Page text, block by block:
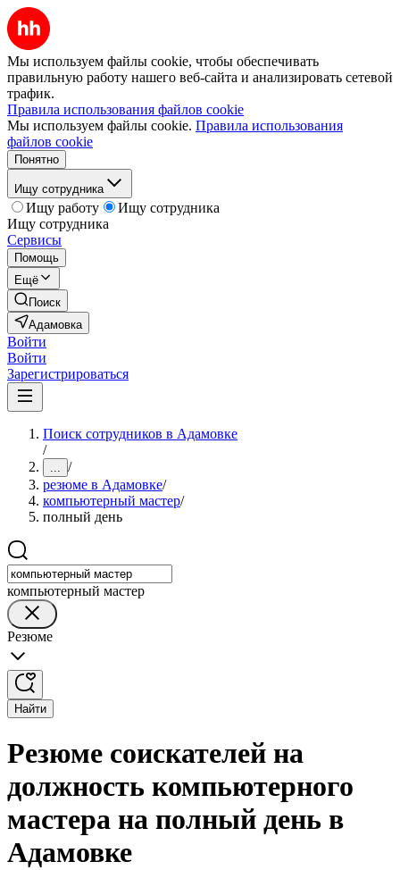
Мы используем файлы cookie, чтобы обеспечивать
правильную работу нашего веб-сайта и анализировать сетевой
трафик.
Правила использования файлов cookie
Мы используем файлы cookie. Правила использования
файлов cookie
Понятно
Ищу сотрудника
Ищу работу
Ищу сотрудника
Ищу сотрудника
Сервисы
Помощь
Ещё
Поиск
Адамовка
Войти
Войти
Зарегистрироваться
Поиск сотрудников в Адамовке
/
... /
резюме в Адамовке/
компьютерный мастер/
полный день
компьютерный мастер
Резюме
Найти
Резюме соискателей на
должность компьютерного
мастера на полный день в
Адамовке